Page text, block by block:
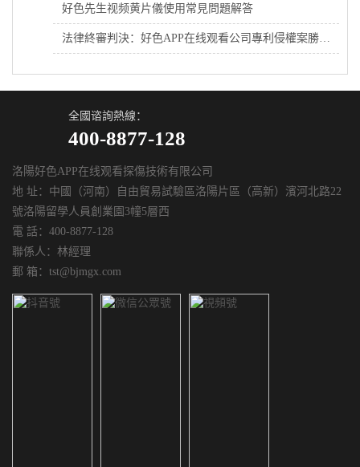
好色先生视频黄片儀使用常見問題解答
法律終審判決：好色APP在线观看公司專利侵權案勝訴！
全國谘詢熱線：
400-8877-128
洛陽好色APP在线观看探傷技術有限公司
地 址：中國（河南）自由貿易試驗區洛陽片區（高新）濱河北路22
號洛陽留學人員創業園3幢5層西
電 話：400-8877-128
聯係人：林經理
郵 箱：tst@bjmgx.com